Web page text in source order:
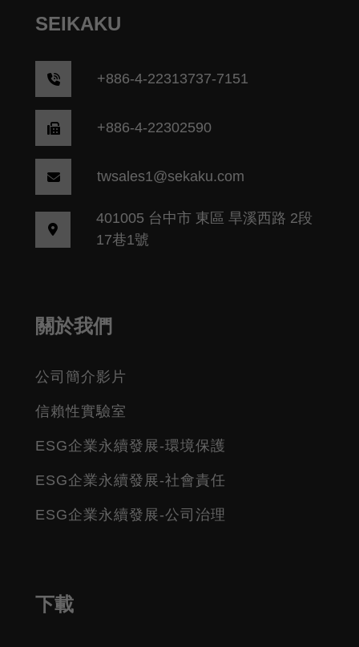
SEIKAKU
+886-4-22313737-7151
+886-4-22302590
twsales1@sekaku.com
401005 台中市 東區 旱溪西路 2段
17巷1號
關於我們
公司簡介影片
信賴性實驗室
ESG企業永續發展-環境保護
ESG企業永續發展-社會責任
ESG企業永續發展-公司治理
下載